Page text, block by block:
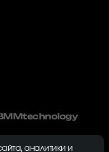
аналитики и